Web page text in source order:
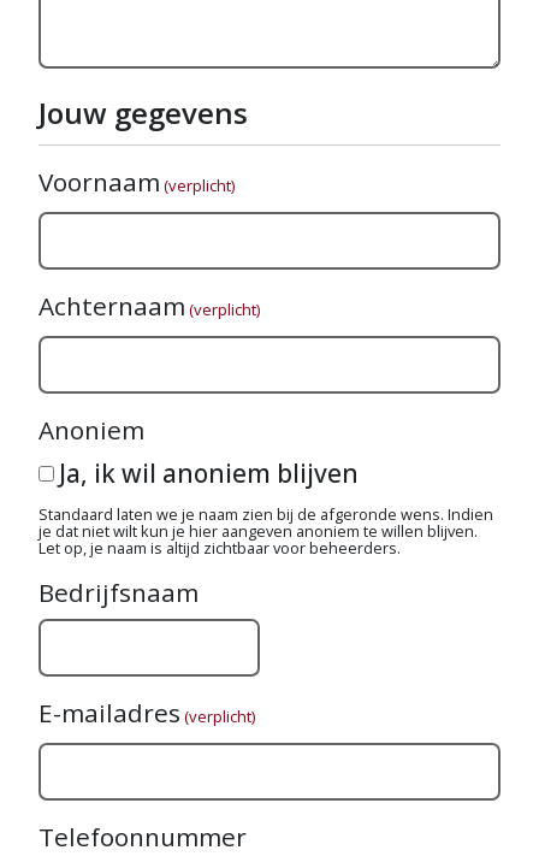
Jouw gegevens
Voornaam (verplicht)
Achternaam (verplicht)
Anoniem
Ja, ik wil anoniem blijven
Standaard laten we je naam zien bij de afgeronde wens. Indien
je dat niet wilt kun je hier aangeven anoniem te willen blijven.
Let op, je naam is altijd zichtbaar voor beheerders.
Bedrijfsnaam
E-mailadres (verplicht)
Telefoonnummer